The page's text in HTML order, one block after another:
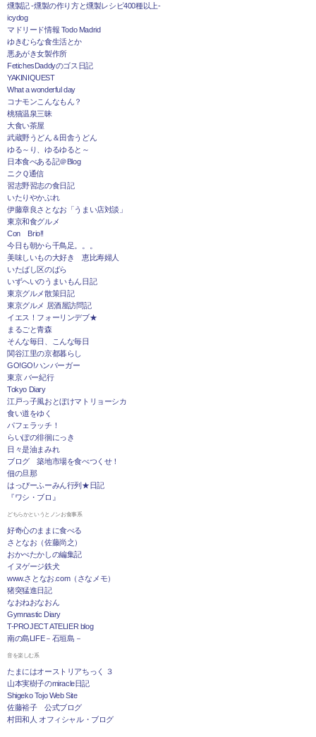
燻製記 -燻製の作り方と燻製レシピ400種以上-
icydog
マドリード情報 Todo Madrid
ゆきむらな食生活とか
悪あがき女製作所
FetichesDaddyのゴス日記
YAKINIQUEST
What a wonderful day
コナモンこんなもん？
桃猫温泉三昧
大食い茶屋
武蔵野うどん＆田舎うどん
ゆる～り、ゆるゆると～
日本食べある記＠Blog
ニクＱ通信
習志野習志の食日記
いたりやかぶれ
伊藤章良さとなお「うまい店対談」
東京和食グルメ
Con Brio!!
今日も朝から千鳥足。。。
美味しいもの大好き 恵比寿婦人
いたばし区のばら
いずへいのうまいもん日記
東京グルメ散策日記
東京グルメ 居酒屋訪問記
イエス！フォーリンデブ★
まるごと青森
そんな毎日、こんな毎日
関谷江里の京都暮らし
GO!GO!ハンバーガー
東京 バー紀行
Tokyo Diary
江戸っ子風おとぼけマトリョーシカ
食い道をゆく
パフェラッチ！
らいぽの徘徊にっき
日々是油まみれ
ブログ 築地市場を食べつくせ！
佃の旦那
はっぴーふーみん行列★日記
『ワシ・ブロ』
どちらかというとノンお食事系
好奇心のままに食べる
さとなお（佐藤尚之）
おかべたかしの編集記
イヌゲージ鉄犬
www.さとなお.com（さなメモ）
猪突猛進日記
なおねおなおん
Gymnastic Diary
T-PROJECT ATELIER blog
南の島LIFE－石垣島－
音を楽しむ系
たまにはオーストリアちっく ３
山本実樹子のmiracle日記
Shigeko Tojo Web Site
佐藤裕子 公式ブログ
村田和人 オフィシャル・ブログ